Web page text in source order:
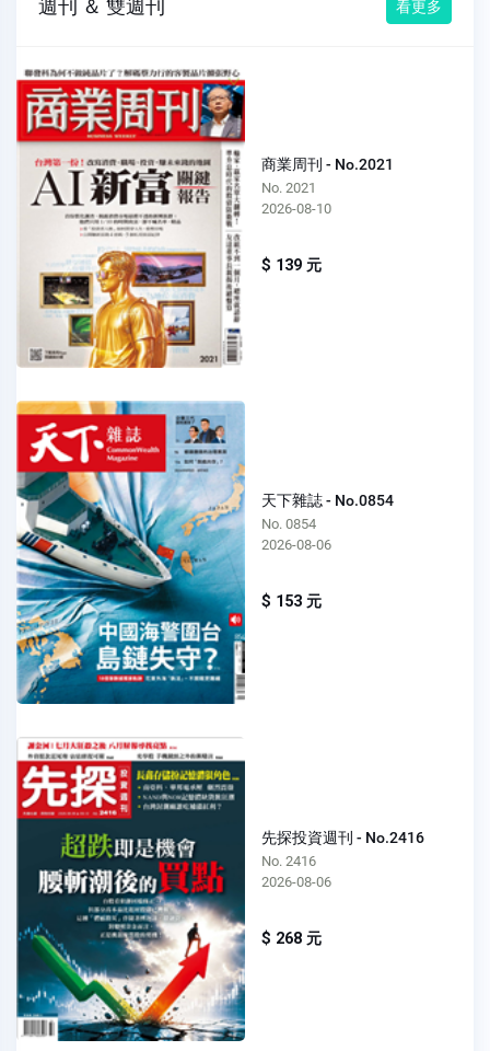
週刊 ＆ 雙週刊 看更多
商業周刊 - No.2021
No. 2021
2026-08-10
$ 139 元
天下雜誌 - No.0854
No. 0854
2026-08-06
$ 153 元
先探投資週刊 - No.2416
No. 2416
2026-08-06
$ 268 元